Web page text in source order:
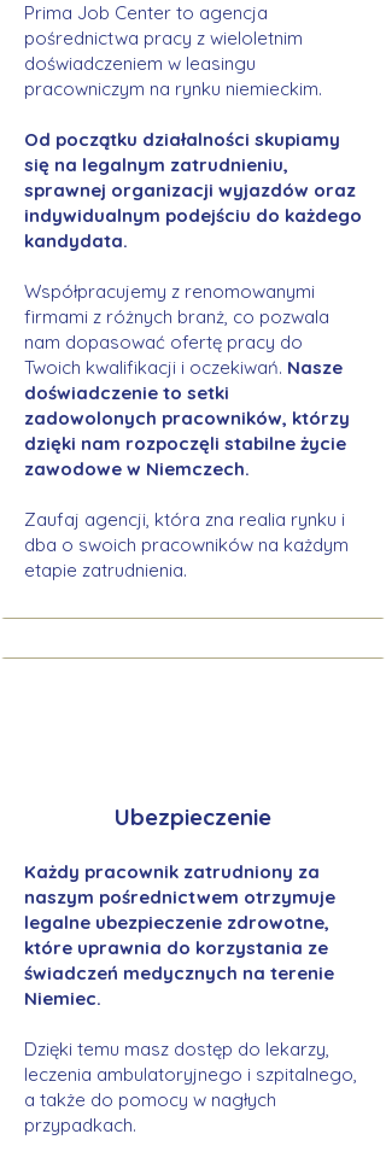
Prima Job Center to agencja
pośrednictwa pracy z wieloletnim
doświadczeniem w leasingu
pracowniczym na rynku niemieckim.
Od początku działalności skupiamy
się na legalnym zatrudnieniu,
sprawnej organizacji wyjazdów oraz
indywidualnym podejściu do każdego
kandydata.
Współpracujemy z renomowanymi
firmami z różnych branż, co pozwala
nam dopasować ofertę pracy do
Twoich kwalifikacji i oczekiwań. Nasze
doświadczenie to setki
zadowolonych pracowników, którzy
dzięki nam rozpoczęli stabilne życie
zawodowe w Niemczech.
Zaufaj agencji, która zna realia rynku i
dba o swoich pracowników na każdym
etapie zatrudnienia.
Ubezpieczenie
Każdy pracownik zatrudniony za
naszym pośrednictwem otrzymuje
legalne ubezpieczenie zdrowotne,
które uprawnia do korzystania ze
świadczeń medycznych na terenie
Niemiec.
Dzięki temu masz dostęp do lekarzy,
leczenia ambulatoryjnego i szpitalnego,
a także do pomocy w nagłych
przypadkach.